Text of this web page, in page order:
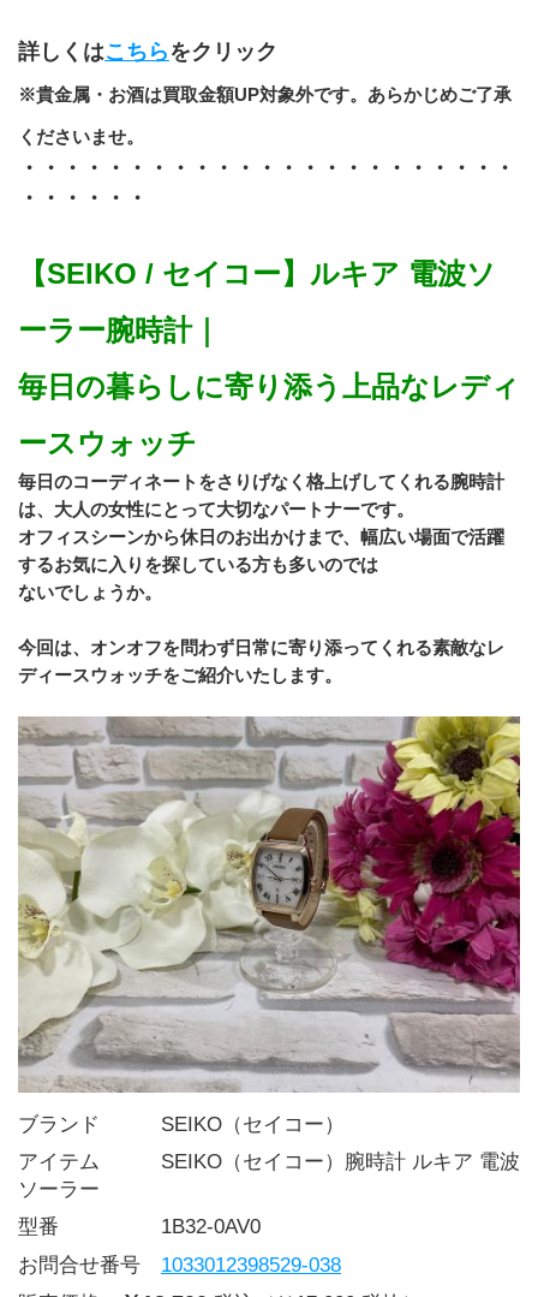
詳しくはこちら をクリック
※貴金属・お酒は買取金額UP対象外です。あらかじめご了承
くださいませ。
・・・・・・・・・・・・・・・・・・・・・・・
・・・・・・
【SEIKO / セイコー】ルキア 電波ソ
ーラー腕時計｜
毎日の暮らしに寄り添う上品なレディ
ースウォッチ
毎日のコーディネートをさりげなく格上げしてくれる腕時計
は、大人の女性にとって大切なパートナーです。
オフィスシーンから休日のお出かけまで、幅広い場面で活躍
するお気に入りを探している方も多いのでは
ないでしょうか。
今回は、オンオフを問わず日常に寄り添ってくれる素敵なレ
ディースウォッチをご紹介いたします。
ブランド   SEIKO（セイコー）
アイテム   SEIKO（セイコー）腕時計 ルキア 電波
ソーラー
型番     1B32-0AV0
お問合せ番号 1033012398529-038